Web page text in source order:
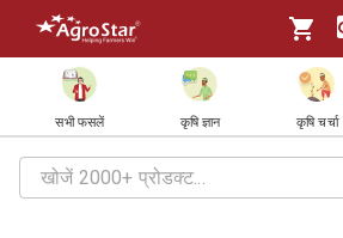
सभी फसलें कृषि ज्ञान कृषि चर्चा